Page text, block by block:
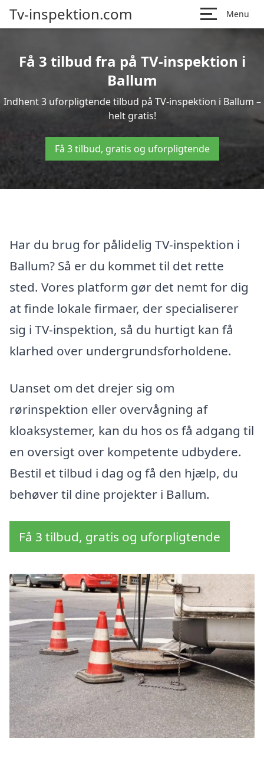
Tv-inspektion.com Menu
Få 3 tilbud fra på TV-inspektion i
Ballum
Indhent 3 uforpligtende tilbud på TV-inspektion i Ballum –
helt gratis!
Få 3 tilbud, gratis og uforpligtende
Har du brug for pålidelig TV-inspektion i
Ballum? Så er du kommet til det rette
sted. Vores platform gør det nemt for dig
at finde lokale firmaer, der specialiserer
sig i TV-inspektion, så du hurtigt kan få
klarhed over undergrundsforholdene.
Uanset om det drejer sig om
rørinspektion eller overvågning af
kloaksystemer, kan du hos os få adgang til
en oversigt over kompetente udbydere.
Bestil et tilbud i dag og få den hjælp, du
behøver til dine projekter i Ballum.
Få 3 tilbud, gratis og uforpligtende